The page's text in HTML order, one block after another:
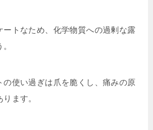
ートなため、化学物質への過剰な露
の使い過ぎは爪を脆くし、痛みの原
ます。